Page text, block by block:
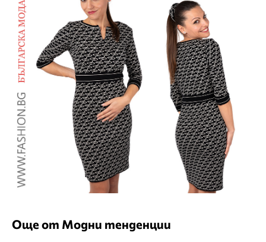
Още от Модни тенденции